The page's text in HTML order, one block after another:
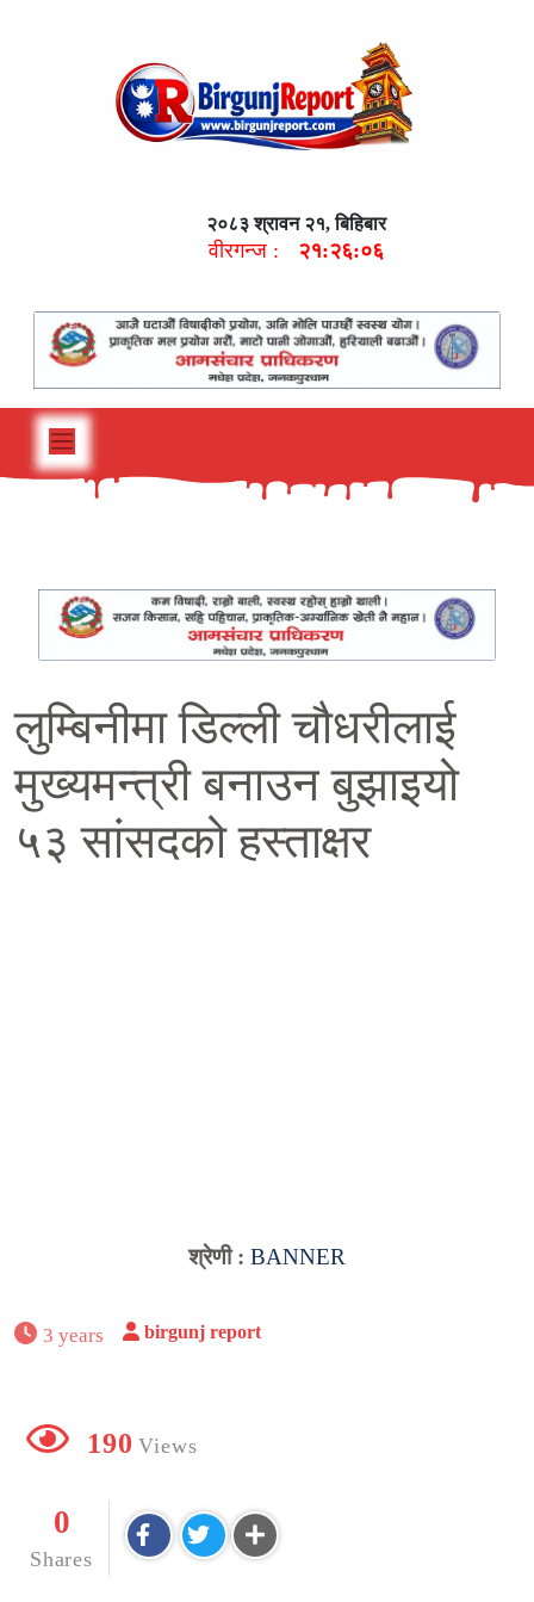
२०८३ श्रावन २१, बिहिबार
वीरगन्ज : २१:२६:०७
लुम्बिनीमा डिल्ली चौधरीलाई
मुख्यमन्त्री बनाउन बुझाइयो
५३ सांसदको हस्ताक्षर
श्रेणी : BANNER
3 years birgunj report
190 Views
0
Shares